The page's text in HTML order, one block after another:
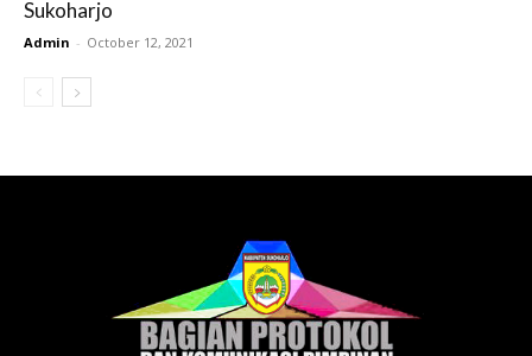
Sukoharjo
Admin - October 12, 2021